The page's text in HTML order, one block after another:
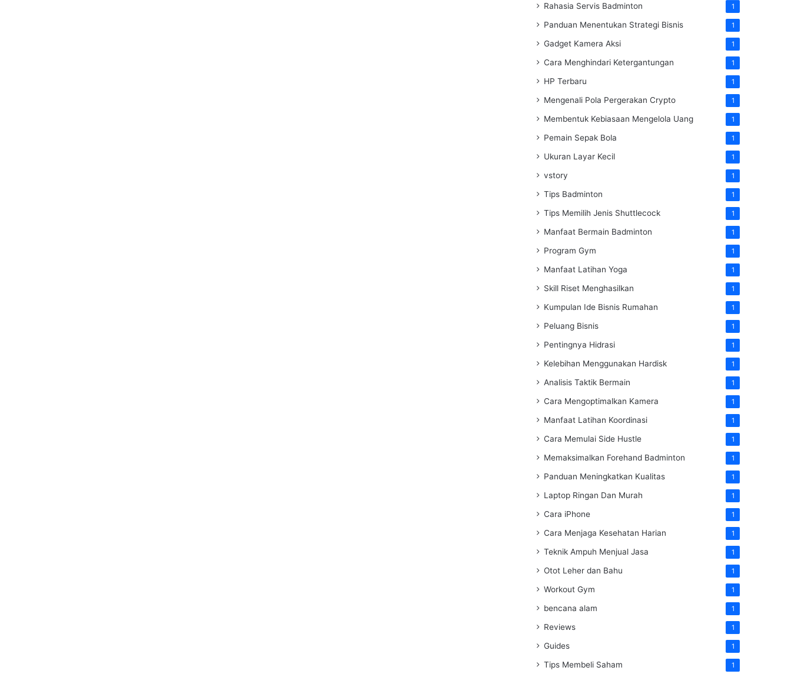
Rahasia Servis Badminton 1
Panduan Menentukan Strategi Bisnis 1
Gadget Kamera Aksi 1
Cara Menghindari Ketergantungan 1
HP Terbaru 1
Mengenali Pola Pergerakan Crypto 1
Membentuk Kebiasaan Mengelola Uang 1
Pemain Sepak Bola 1
Ukuran Layar Kecil 1
vstory 1
Tips Badminton 1
Tips Memilih Jenis Shuttlecock 1
Manfaat Bermain Badminton 1
Program Gym 1
Manfaat Latihan Yoga 1
Skill Riset Menghasilkan 1
Kumpulan Ide Bisnis Rumahan 1
Peluang Bisnis 1
Pentingnya Hidrasi 1
Kelebihan Menggunakan Hardisk 1
Analisis Taktik Bermain 1
Cara Mengoptimalkan Kamera 1
Manfaat Latihan Koordinasi 1
Cara Memulai Side Hustle 1
Memaksimalkan Forehand Badminton 1
Panduan Meningkatkan Kualitas 1
Laptop Ringan Dan Murah 1
Cara iPhone 1
Cara Menjaga Kesehatan Harian 1
Teknik Ampuh Menjual Jasa 1
Otot Leher dan Bahu 1
Workout Gym 1
bencana alam 1
Reviews 1
Guides 1
Tips Membeli Saham 1